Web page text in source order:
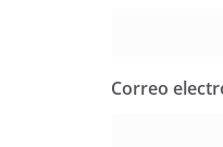
Correo